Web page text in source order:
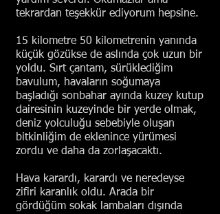
tekrardan teşekkür ediyorum hepsine.
15 kilometre 50 kilometrenin yanında
küçük gözükse de aslında çok uzun bir
yoldu. Sırt çantam, sürüklediğim
bavulum, havaların soğumaya
başladığı sonbahar ayında kuzey kutup
dairesinin kuzeyinde bir yerde olmak,
deniz yolculuğu sebebiyle oluşan
bitkinliğim de eklenince yürümesi
zordu ve daha da zorlaşacaktı.
Hava karardı, karardı ve neredeyse
zifiri karanlık oldu. Arada bir
gördüğüm sokak lambaları dışında